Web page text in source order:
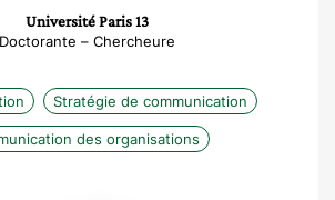
Université Paris 13
Doctorante – Chercheure
Stratégie de communication
des organisations